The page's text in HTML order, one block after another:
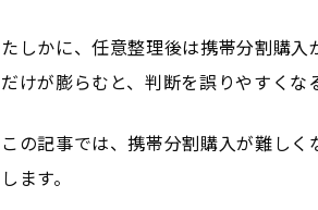
たしかに、任意整理後は携帯分割購
だけが膨らむと、判断を誤りやすくな
この記事では、携帯分割購入が難し
します。